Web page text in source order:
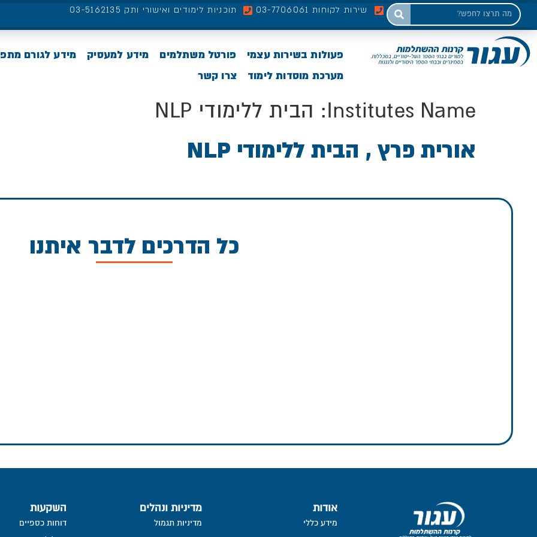
שירות לקוחות 03-7706061 תוכניות לימודים ואישורי ותק 03-5162135
פעולות בשירות עצמי פורטל משתלמים מידע למעסיק
מידע לגורם
מערכת מוסדות לימוד
צרו קשר
Institutes Name: הבית ללימודי NLP
אורית פרץ , הבית ללימודי NLP
כל הדרכים לדבר איתנו
אודות
מידע כללי
מדיניות ונהלים
מדיניות תגמול
השקעות
דוחות כספיים